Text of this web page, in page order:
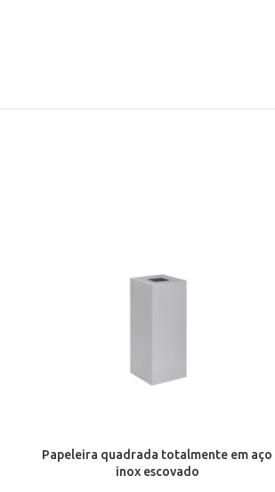
Papeleira quadrada totalmente em aço
inox escovado